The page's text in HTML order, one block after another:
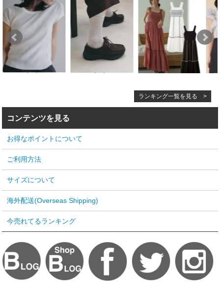
ランキング一覧を見る >
コンテンツを見る
お得なポイントについて
ご利用方法
サイズについて
海外配送(Overseas Shipping)
今売れてるランキング